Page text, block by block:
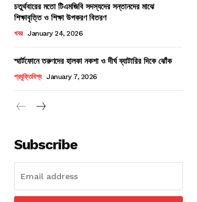
চতুর্থবারের মতো টিএমজিবি সদস্যদের সন্তানদের মাঝে
শিক্ষাবৃত্তি ও শিক্ষা উপকরণ বিতরণ
খবর January 24, 2026
স্মার্টফোনে তরুণদের হালকা নকশা ও দীর্ঘ ব্যাটারির দিকে ঝোঁক
প্রযুক্তিবিশ্ব January 7, 2026
Subscribe